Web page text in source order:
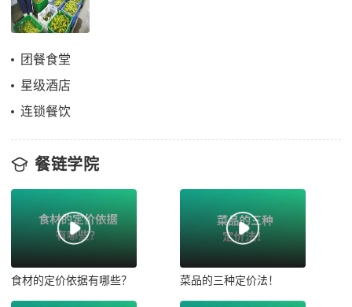
团餐食堂
星级酒店
连锁餐饮
餐链学院
食材的定价依据有哪些？ 菜品的三种定价法！